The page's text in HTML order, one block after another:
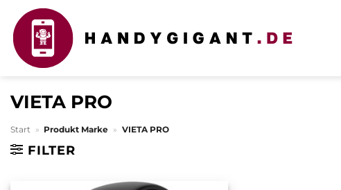
Zum
Inhalt
springen
VIETA PRO
Start » Produkt Marke » VIETA PRO
FILTER